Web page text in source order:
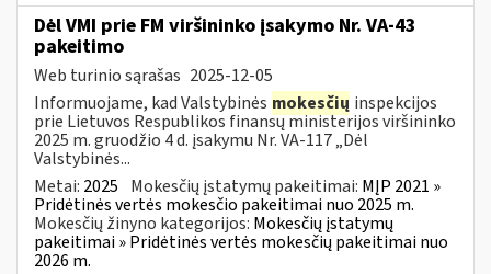
Dėl VMI prie FM viršininko įsakymo Nr. VA-43
pakeitimo
Web turinio sąrašas 2025-12-05
Informuojame, kad Valstybinės mokesčių inspekcijos
prie Lietuvos Respublikos finansų ministerijos viršininko
2025 m. gruodžio 4 d. įsakymu Nr. VA-117 „Dėl
Valstybinės...
Metai: 2025 Mokesčių įstatymų pakeitimai: MĮP 2021 »
Pridėtinės vertės mokesčio pakeitimai nuo 2025 m.
Mokesčių žinyno kategorijos: Mokesčių įstatymų
pakeitimai » Pridėtinės vertės mokesčių pakeitimai nuo
2026 m.